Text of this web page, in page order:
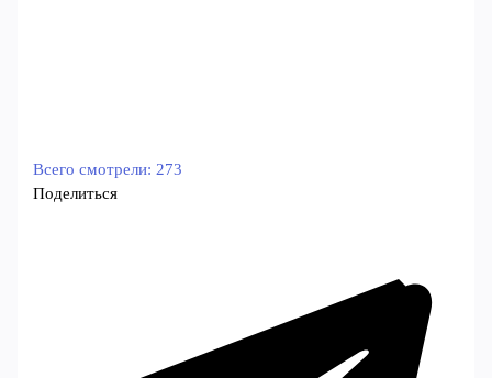
Всего смотрели: 273
Поделиться